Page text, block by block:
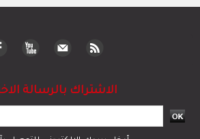
الاشتراك بالرسالة